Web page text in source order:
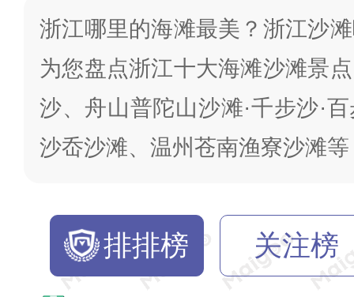
浙江哪里的海滩最美？浙江沙
为您盘点浙江十大海滩沙滩景
沙、舟山普陀山沙滩·千步沙·
沙岙沙滩、温州苍南渔寮沙滩
排排榜 关注榜